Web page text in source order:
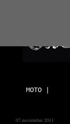
MOTO |
07 noviembre 2011